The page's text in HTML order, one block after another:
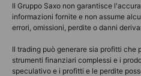
Il Gruppo Saxo non garantisce
informazioni fornite e non assume
errori, omissioni, perdite o danni
Il trading può generare sia profitti che
strumenti finanziari complessi e i
speculativo e i profitti e le perdite